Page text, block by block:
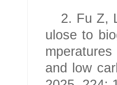
2. Fu Z,
ulose to
and low